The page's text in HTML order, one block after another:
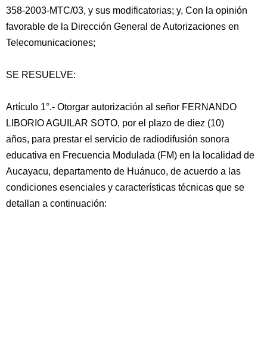
358-2003-MTC/03, y sus modificatorias; y, Con la opinión
favorable de la Dirección General de Autorizaciones en
Telecomunicaciones;
SE RESUELVE:
Artículo 1°.- Otorgar autorización al señor FERNANDO
LIBORIO AGUILAR SOTO, por el plazo de diez (10)
años, para prestar el servicio de radiodifusión sonora
educativa en Frecuencia Modulada (FM) en la localidad de
Aucayacu, departamento de Huánuco, de acuerdo a las
condiciones esenciales y características técnicas que se
detallan a continuación: